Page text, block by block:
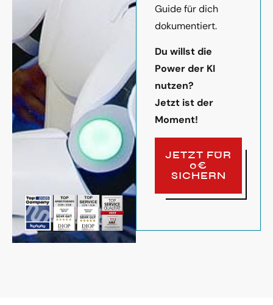
Guide für dich
dokumentiert.
Du willst die
Power der KI
nutzen?
Jetzt ist der
Moment!
JETZT FÜR
0€
SICHERN